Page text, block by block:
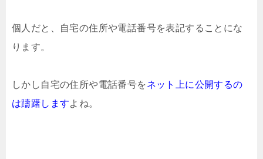
個人だと、 自宅の住所や電話番号を表記することにな
ります。
しかし自宅の住所や電話番号をネット上に公開するの
は躊躇しますよね。